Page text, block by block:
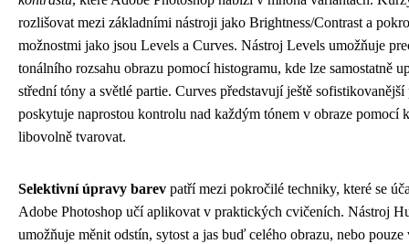
rozlišovat mezi základními nástroji jako Brightness/Contrast a
možnostmi jako jsou Levels a Curves. Nástroj Levels umožňuje
tonálního rozsahu obrazu pomocí histogramu, kde lze samostatně
střední tóny a světlé partie. Curves představují ještě
poskytuje naprostou kontrolu nad každým tónem v obraze pomocí
libovolně tvarovat.
Selektivní úpravy barev patří mezi pokročilé techniky, které se
Adobe Photoshop učí aplikovat v praktických cvičeních. Nástroj
umožňuje měnit odstín, sytost a jas buď celého obrazu, nebo